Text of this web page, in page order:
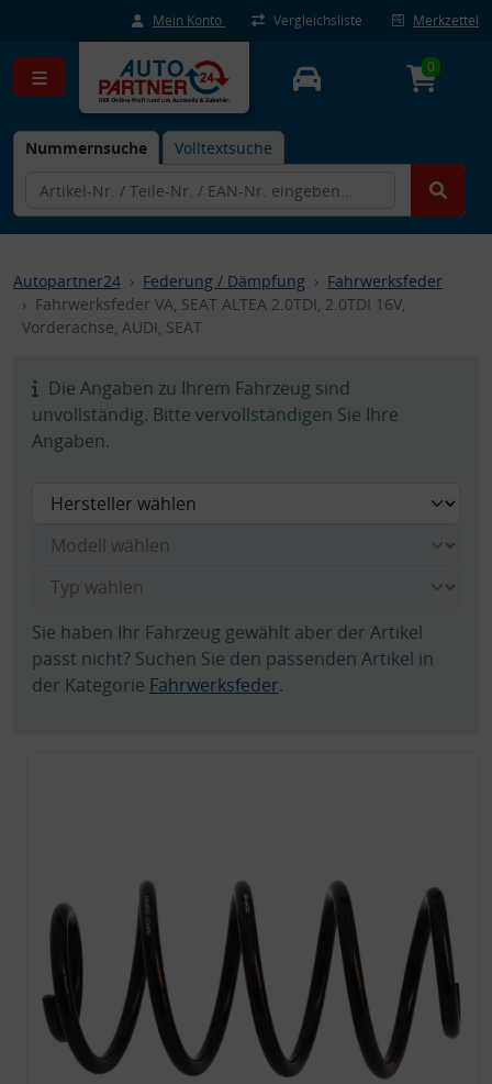
Mein Konto Vergleichsliste Merkzettel
Nummernsuche Volltextsuche
0
Autopartner24 Federung / Dämpfung
Fahrwerksfeder
Fahrwerksfeder VA, SEAT ALTEA 2.0TDI, 2.0TDI 16V,
Vorderachse, AUDI, SEAT
Die Angaben zu Ihrem Fahrzeug sind
unvollständig. Bitte vervollständigen Sie Ihre
Angaben.
Sie haben Ihr Fahrzeug gewählt aber der Artikel
passt nicht? Suchen Sie den passenden Artikel in
der Kategorie Fahrwerksfeder.